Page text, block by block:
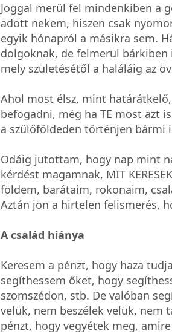
Joggal merül fel mindenkiben a
adott nekem, hiszen csak
egyik hónapról a másikra sem.
dolgoknak, de felmerül
mely születésétől a haláláig az
Ahol most élsz, mint
befogadni, még ha TE most azt
a szülőföldeden történjen bármi
Odáig jutottam, hogy nap mint
kérdést magamnak, MIT
földem, barátaim, rokonaim,
Aztán jön a hirtelen felismerés,
A család hiánya
Keresem a pénzt, hogy haza
segíthessem őket, hogy
szomszédon, stb. De valóban
velük, nem beszélek velük, nem
pénzt, hogy vegyétek meg,